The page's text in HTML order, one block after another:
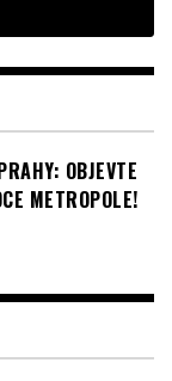
OBJEVTE
METROPOLE!